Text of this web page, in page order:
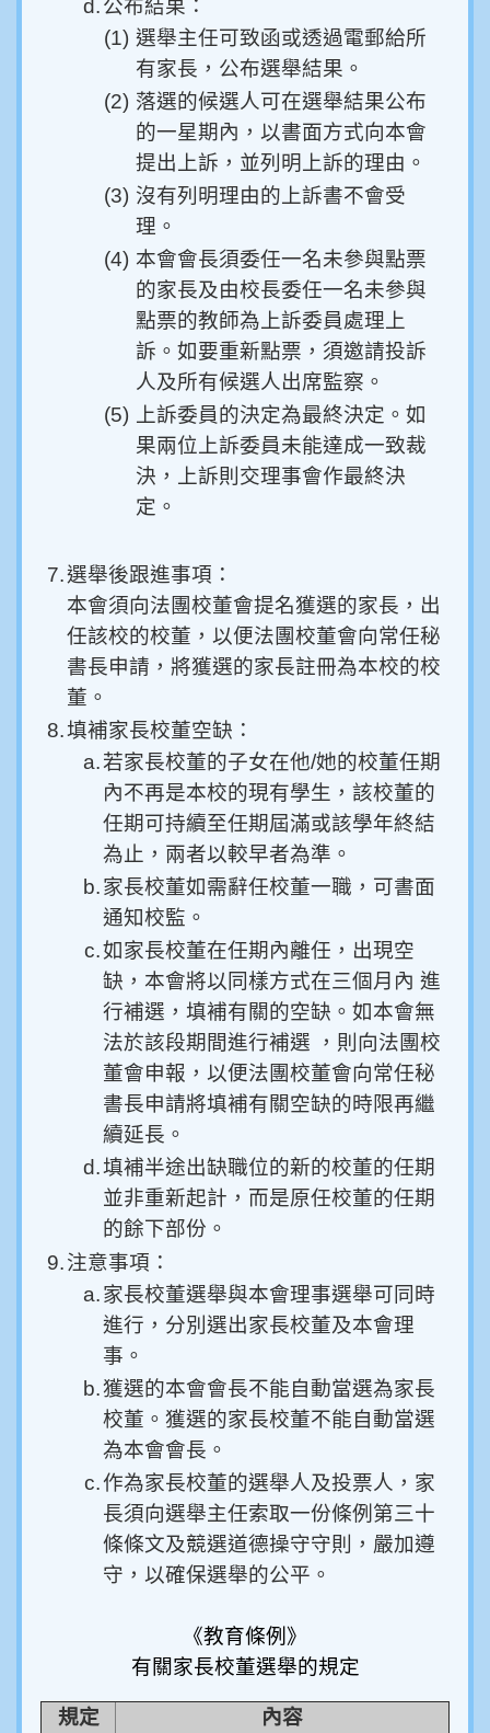
d.公布結果：
(1) 選舉主任可致函或透過電郵給所
有家長，公布選舉結果。
(2) 落選的候選人可在選舉結果公布
的一星期內，以書面方式向本會
提出上訴，並列明上訴的理由。
(3) 沒有列明理由的上訴書不會受
理。
(4) 本會會長須委任一名未參與點票
的家長及由校長委任一名未參與
點票的教師為上訴委員處理上
訴。如要重新點票，須邀請投訴
人及所有候選人出席監察。
(5)
上訴委員的決定為最終決定。如
果兩位上訴委員未能達成一致裁
決，上訴則交理事會作最終決
定。
7.選舉後跟進事項：
本會須向法團校董會提名獲選的家長，出
任該校的校董，以便法團校董會向常任秘
書長申請，將獲選的家長註冊為本校的校
董。
8.填補家長校董空缺：
a.若家長校董的子女在他/她的校董任期
內不再是本校的現有學生，該校董的
任期可持續至任期屆滿或該學年終結
為止，兩者以較早者為準。
b.家長校董如需辭任校董一職，可書面
通知校監。
c.如家長校董在任期內離任，出現空
缺，本會將以同樣方式在三個月內 進
行補選，填補有關的空缺。如本會無
法於該段期間進行補選 ，則向法團校
董會申報，以便法團校董會向常任秘
書長申請將填補有關空缺的時限再繼
續延長。
d.填補半途出缺職位的新的校董的任期
並非重新起計，而是原任校董的任期
的餘下部份。
9.注意事項：
a.家長校董選舉與本會理事選舉可同時
進行，分別選出家長校董及本會理
事。
b.獲選的本會會長不能自動當選為家長
校董。獲選的家長校董不能自動當選
為本會會長。
c.作為家長校董的選舉人及投票人，家
長須向選舉主任索取一份條例第三十
條條文及競選道德操守守則，嚴加遵
守，以確保選舉的公平。
《教育條例》
有關家長校董選舉的規定
規定
內容